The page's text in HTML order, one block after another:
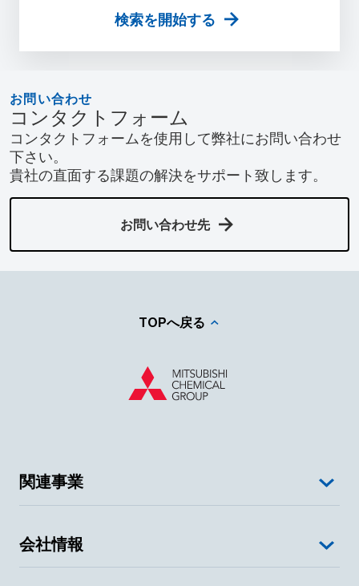
検索を開始する
お問い合わせ
コンタクトフォーム
コンタクトフォームを使用して弊社にお問い合わせ
下さい。
貴社の直面する課題の解決をサポート致します。
お問い合わせ先
TOPへ戻る
関連事業
会社情報